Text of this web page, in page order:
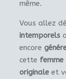
même.
Vous allez
intemporels
encore
cette
originale et